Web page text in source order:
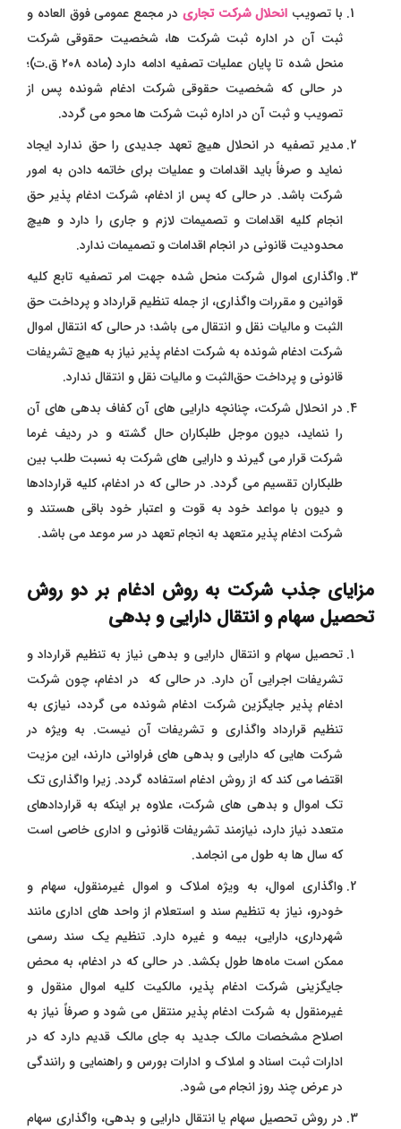
با تصویب انحلال شرکت تجاری در مجمع عمومی فوق ‌العاده و
ثبت آن در اداره ثبت شرکت‌ ها، شخصیت حقوقی شرکت
منحل شده تا پایان عملیات تصفیه ادامه دارد (ماده ۲۰۸ ق.ت)؛
در حالی که شخصیت حقوقی شرکت ادغام‌ شونده پس از
تصویب و ثبت آن در اداره ثبت شرکت ‌ها محو می ‌گردد.
مدیر تصفیه در انحلال هیچ تعهد جدیدی را حق ندارد ایجاد
نماید و صرفاً باید اقدامات و عملیات برای خاتمه دادن به امور
شرکت باشد. در حالی که پس از ادغام، شرکت ادغام‌ پذیر حق
انجام کلیه اقدامات و تصمیمات لازم و جاری را دارد و هیچ
محدودیت قانونی در انجام اقدامات و تصمیمات ندارد.
واگذاری اموال شرکت منحل شده جهت امر تصفیه تابع کلیه
قوانین و مقررات واگذاری، از جمله تنظیم قرارداد و پرداخت حق
‌الثبت و مالیات نقل و انتقال می ‌باشد؛ در حالی که انتقال اموال
شرکت ادغام‌ شونده به شرکت ادغام‌ پذیر نیاز به هیچ تشریفات
قانونی و پرداخت حق‌الثبت و مالیات نقل و انتقال ندارد.
در انحلال شرکت، چنانچه دارایی‌ های آن کفاف بدهی ‌های آن
را ننماید، دیون موجل طلبکاران حال گشته و در ردیف غرما
شرکت قرار می ‌گیرند و دارایی‌ های شرکت به نسبت طلب بین
طلبکاران تقسیم می ‌گردد. در حالی که در ادغام، کلیه قراردادها
و دیون با مواعد خود به قوت و اعتبار خود باقی هستند و
شرکت ادغام‌ پذیر متعهد به انجام تعهد در سر موعد می ‌باشد.
مزایای جذب شرکت به روش ادغام بر دو روش
تحصیل سهام و انتقال دارایی و بدهی
تحصیل سهام و انتقال دارایی و بدهی نیاز به تنظیم قرارداد و
تشریفات اجرایی آن دارد. در حالی که در ادغام، چون شرکت
ادغام ‌پذیر جایگزین شرکت ادغام‌ شونده می ‌گردد، نیازی به
تنظیم قرارداد واگذاری و تشریفات آن نیست. به ویژه در
شرکت ‌هایی که دارایی و بدهی ‌های فراوانی دارند، این مزیت
اقتضا می ‌کند که از روش ادغام استفاده گردد. زیرا واگذاری تک
‌تک اموال و بدهی ‌های شرکت، علاوه بر اینکه به قراردادهای
متعدد نیاز دارد، نیازمند تشریفات قانونی و اداری خاصی است
که سال ‌ها به طول می‌ انجامد.
واگذاری اموال، به ویژه املاک و اموال غیرمنقول، سهام و
خودرو، نیاز به تنظیم سند و استعلام از واحد های اداری مانند
شهرداری، دارایی، بیمه و غیره دارد. تنظیم یک سند رسمی
ممکن است ماه‌ها طول بکشد. در حالی که در ادغام، به محض
جایگزینی شرکت ادغام ‌پذیر، مالکیت کلیه اموال منقول و
غیرمنقول به شرکت ادغام‌ پذیر منتقل می ‌شود و صرفاً نیاز به
اصلاح مشخصات مالک جدید به جای مالک قدیم دارد که در
ادارات ثبت اسناد و املاک و ادارات بورس و راهنمایی و رانندگی
در عرض چند روز انجام می ‌شود.
در روش تحصیل سهام یا انتقال دارایی و بدهی، واگذاری سهام